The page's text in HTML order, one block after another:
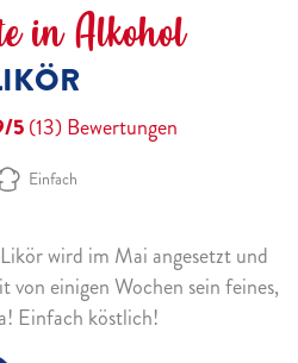
in Alkohol
5(13)Bewertungen
Einfach
wird im Mai angesetzt und
einigen Wochen sein feines,
Einfach köstlich!